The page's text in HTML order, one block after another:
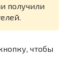
получили
чтобы